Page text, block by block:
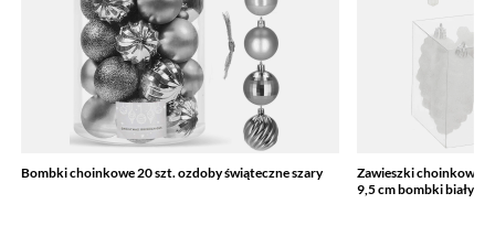
Bombki choinkowe 20 szt. ozdoby świąteczne szary
Zawieszki choinkowe
9,5 cm bombki biały